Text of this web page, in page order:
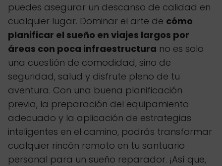
puedes asegurar un descanso de calidad en
cualquier lugar. Dominar el arte de cómo
planificar el sueño en viajes largos por
áreas con poca infraestructura no es solo
una cuestión de comodidad, sino de
seguridad, salud y disfrute pleno de tu
aventura. Con una buena planificación
previa, la preparación del equipamiento
adecuado y la aplicación de estrategias
inteligentes en el camino, podrás transformar
cualquier rincón remoto en tu santuario
personal para un sueño reparador. ¡Así que,